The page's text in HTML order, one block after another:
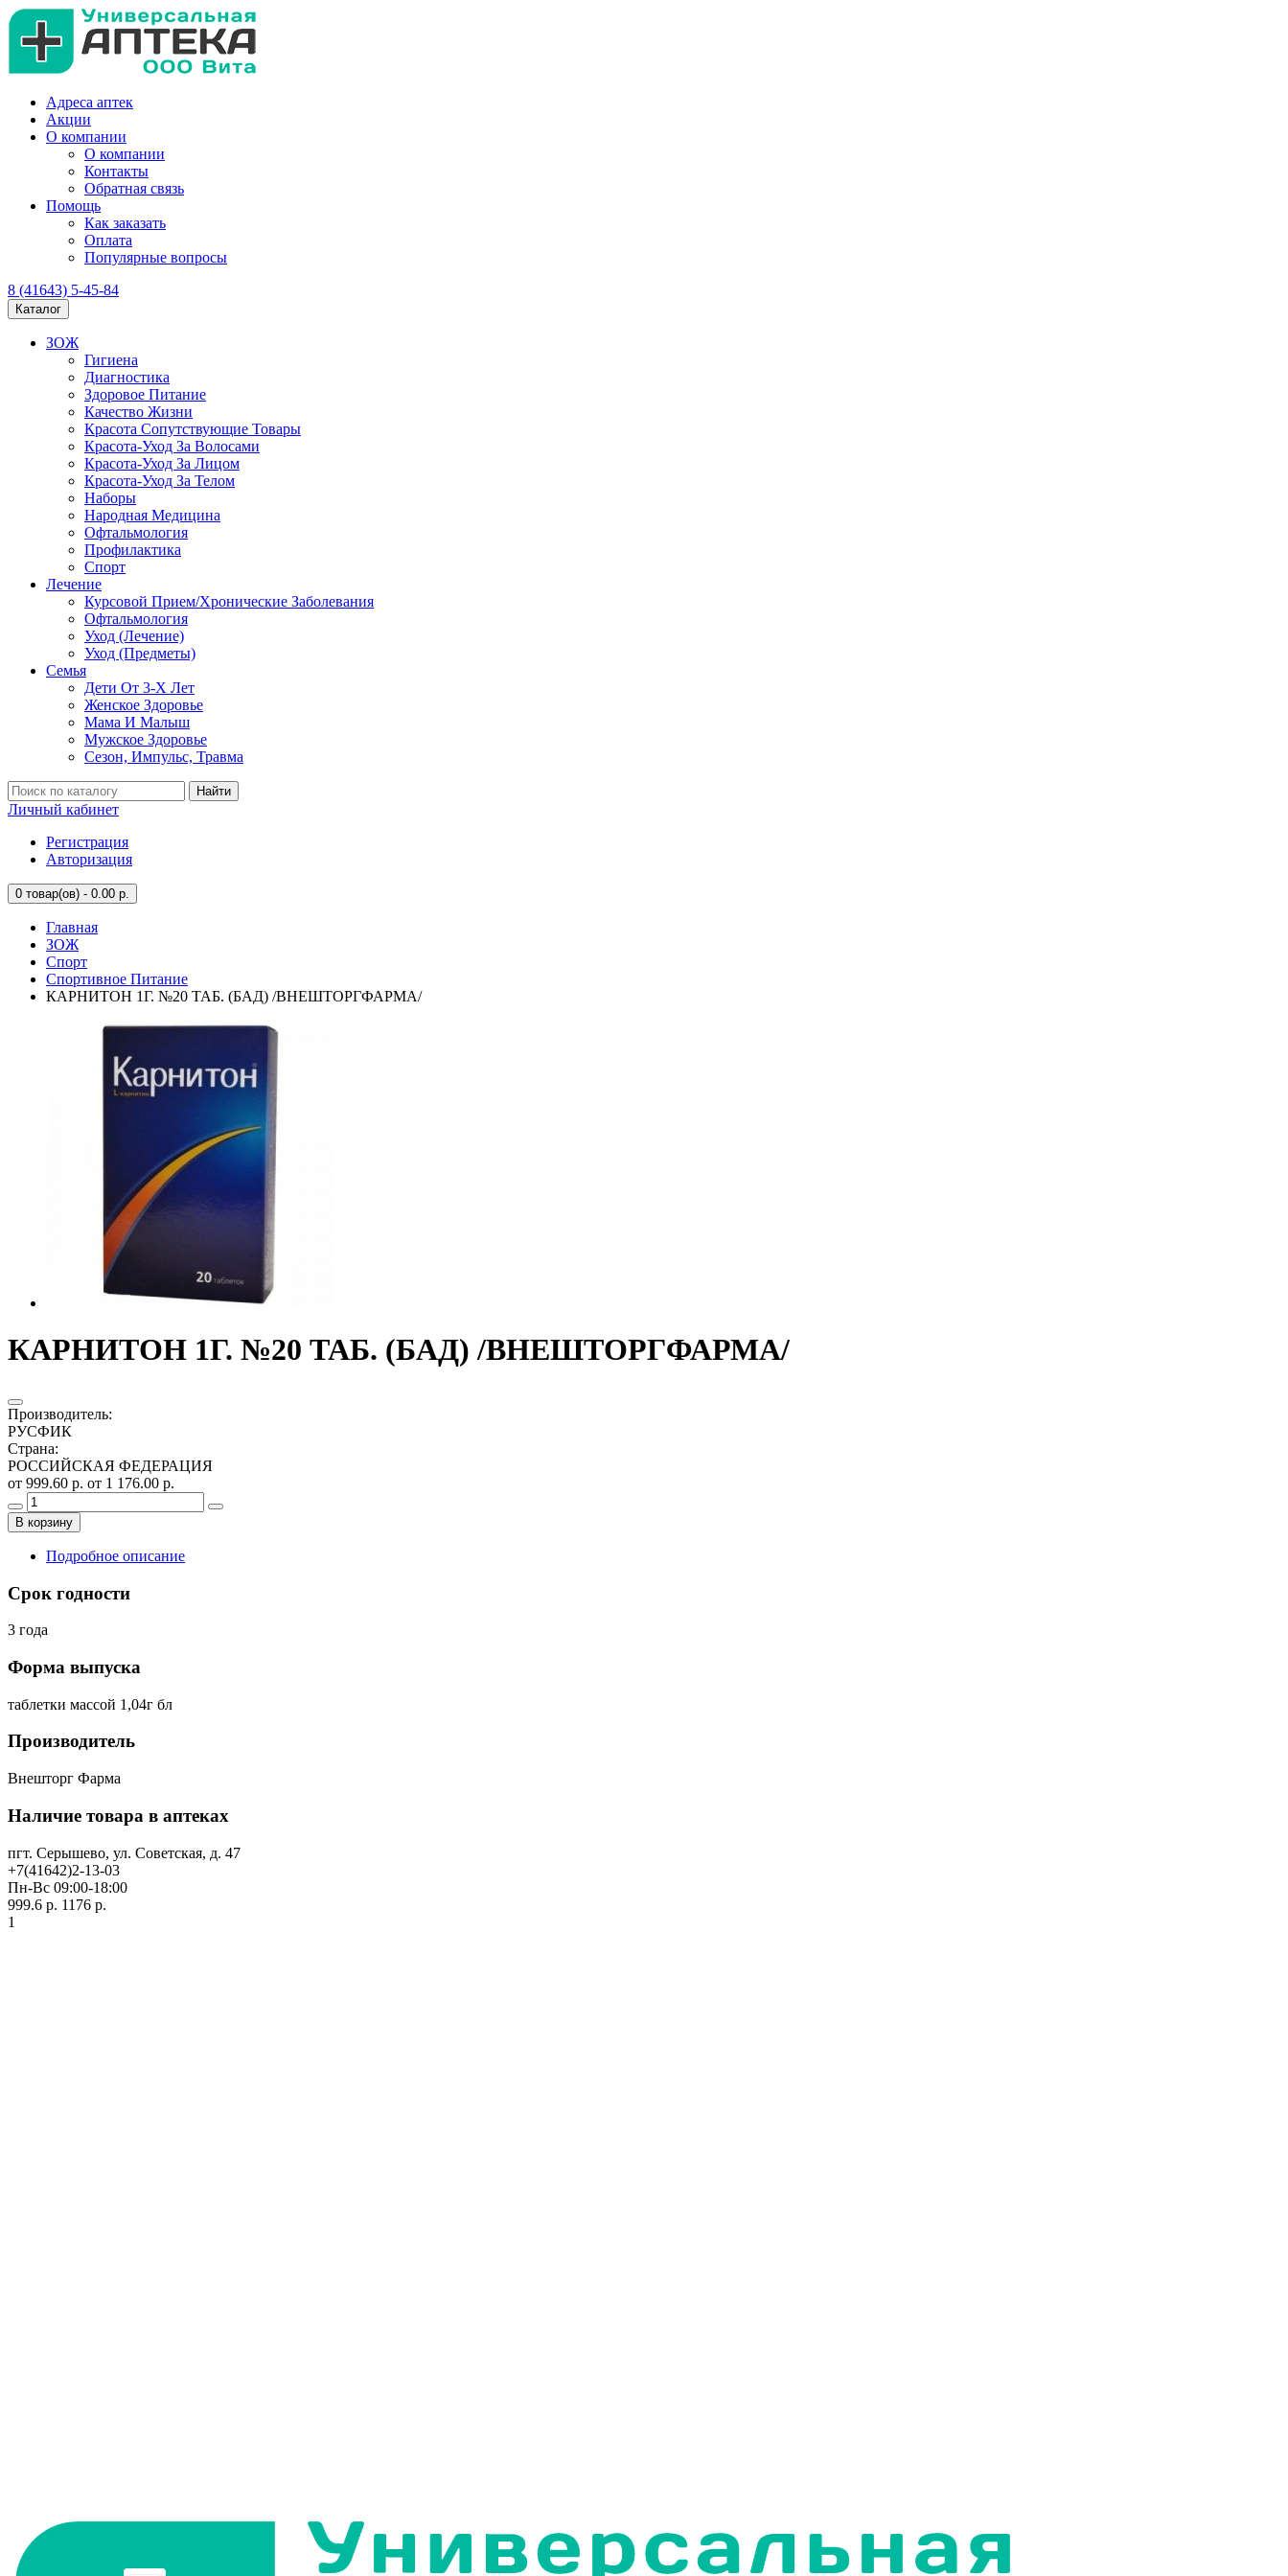
Адреса аптек
Акции
О компании
О компании
Контакты
Обратная связь
Помощь
Как заказать
Оплата
Популярные вопросы
8 (41643) 5-45-84
Каталог
ЗОЖ
Гигиена
Диагностика
Здоровое Питание
Качество Жизни
Красота Сопутствующие Товары
Красота-Уход За Волосами
Красота-Уход За Лицом
Красота-Уход За Телом
Наборы
Народная Медицина
Офтальмология
Профилактика
Спорт
Лечение
Курсовой Прием/Хронические Заболевания
Офтальмология
Уход (Лечение)
Уход (Предметы)
Семья
Дети От 3-Х Лет
Женское Здоровье
Мама И Малыш
Мужское Здоровье
Сезон, Импульс, Травма
Найти
Личный кабинет
Регистрация
Авторизация
0 товар(ов) - 0.00 р.
Главная
ЗОЖ
Спорт
Спортивное Питание
КАРНИТОН 1Г. №20 ТАБ. (БАД) /ВНЕШТОРГФАРМА/
КАРНИТОН 1Г. №20 ТАБ. (БАД) /ВНЕШТОРГФАРМА/
Производитель:
РУСФИК
Страна:
РОССИЙСКАЯ ФЕДЕРАЦИЯ
от 999.60 р. от 1 176.00 р.
В корзину
Подробное описание
Срок годности
3 года
Форма выпуска
таблетки массой 1,04г бл
Производитель
Внешторг Фарма
Наличие товара в аптеках
пгт. Серышево, ул. Советская, д. 47
+7(41642)2-13-03
Пн-Вс 09:00-18:00
999.6 р. 1176 р.
1